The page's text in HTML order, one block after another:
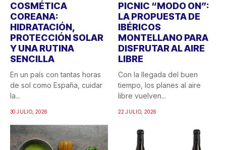
COSMÉTICA
COREANA:
HIDRATACIÓN,
PROTECCIÓN SOLAR
Y UNA RUTINA
SENCILLA
En un país con tantas horas
de sol como España, cuidar
la...
30 JULIO, 2026
PICNIC “MODO ON”:
LA PROPUESTA DE
IBÉRICOS
MONTELLANO PARA
DISFRUTAR AL AIRE
LIBRE
Con la llegada del buen
tiempo, los planes al aire
libre vuelven...
22 JULIO, 2026